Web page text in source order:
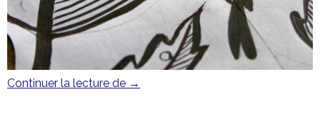
Continuer la lecture de Impression de sous-bois
→